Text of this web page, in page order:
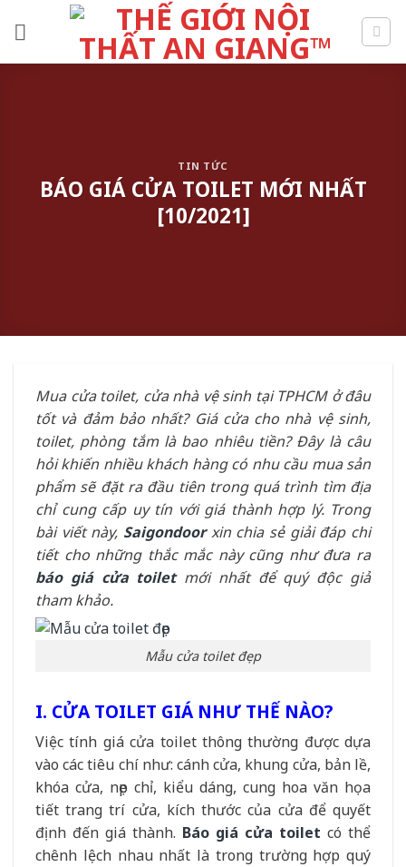
TIN TỨC
BÁO GIÁ CỬA TOILET MỚI NHẤT
[10/2021]
Mua cửa toilet, cửa nhà vệ sinh tại TPHCM ở đâu
tốt và đảm bảo nhất? Giá cửa cho nhà vệ sinh,
toilet, phòng tắm là bao nhiêu tiền? Đây là câu
hỏi khiến nhiều khách hàng có nhu cầu mua sản
phẩm sẽ đặt ra đầu tiên trong quá trình tìm địa
chỉ cung cấp uy tín với giá thành hợp lý. Trong
bài viết này, Saigondoor xin chia sẻ giải đáp chi
tiết cho những thắc mắc này cũng như đưa ra
báo giá cửa toiletmới nhất để quý độc giả
tham khảo.
Mẫu cửa toilet đẹp
I. CỬA TOILET GIÁ NHƯ THẾ NÀO?
Việc tính giá cửa toilet thông thường được dựa
vào các tiêu chí như: cánh cửa, khung cửa, bản lề,
khóa cửa, nẹp chỉ, kiểu dáng, cung hoa văn họa
tiết trang trí cửa, kích thước của cửa để quyết
định đến giá thành. Báo giá cửa toilet có thể
chênh lệch nhau nhất là trong trường hợp quý